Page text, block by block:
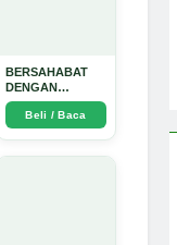
BERSAHABAT
DENGAN
NYAMUK: Jurus
Jitu Atasi
Beli / Baca